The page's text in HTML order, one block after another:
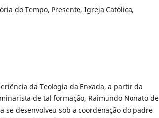
do Tempo, Presente, Igreja Católica,
da Teologia da Enxada, a partir da
de tal formação, Raimundo Nonato de
se desenvolveu sob a coordenação do padre